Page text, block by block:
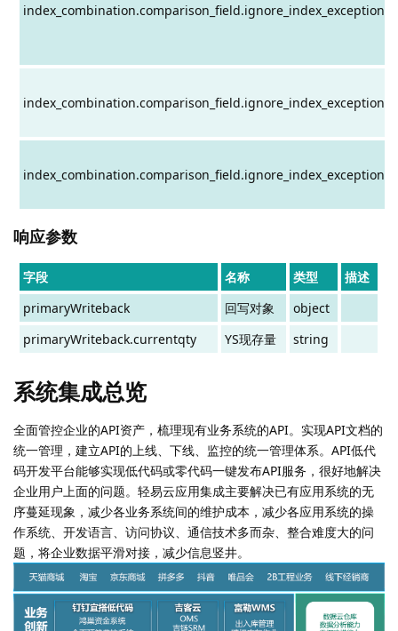
响应参数
字段 名称 类型
描述
primaryWriteback
回写对象
object
primaryWriteback.currentqty
YS现存量 string
系统集成总览
全面管控企业的API资产，梳理现有业务系统的API。实现API文档的
统一管理，建立API的上线、下线、监控的统一管理体系。API低代
码开发平台能够实现低代码或零代码一键发布API服务，很好地解决
企业用户上面的问题。轻易云应用集成主要解决已有应用系统的无
序蔓延现象，减少各业务系统间的维护成本，减少各应用系统的操
作系统、开发语言、访问协议、通信技术多而杂、整合难度大的问
题，将企业数据平滑对接，减少信息竖井。